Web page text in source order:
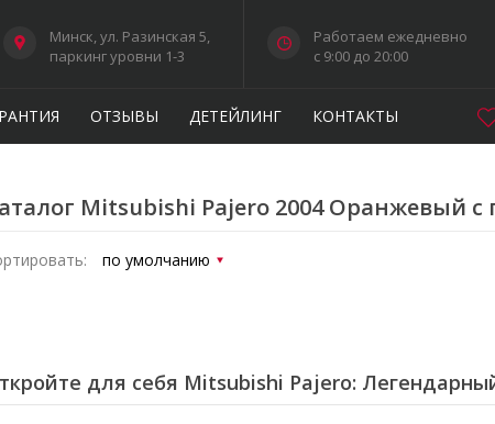
Минск, ул. Разинская 5,
паркинг уровни 1-3
Работаем ежедневно
c 9:00 до 20:00
ОТЗЫВЫ ДЕТЕЙЛИНГ КОНТАКТЫ
Mitsubishi Pajero 2004 Оранжевый с
для себя Mitsubishi Pajero: